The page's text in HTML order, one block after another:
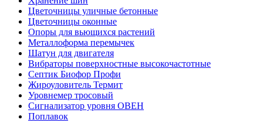
Цветочницы уличные бетонные
Цветочницы оконные
Опоры для вьющихся растений
Металлоформа перемычек
Шатун для двигателя
Вибраторы поверхностные высокочастотные
Септик Биофор Профи
Жироуловитель Термит
Уровнемер тросовый
Сигнализатор уровня ОВЕН
Поплавок